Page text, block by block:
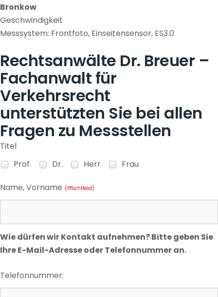
Bronkow
Geschwindigkeit
Messsystem: Frontfoto, Einseitensensor, ES3.0
Rechtsanwälte Dr. Breuer –
Fachanwalt für
Verkehrsrecht
unterstützten Sie bei allen
Fragen zu Messstellen
Titel
Prof.
Dr. Herr Frau
Name, Vorname (Pflichtfeld)
Wie dürfen wir Kontakt aufnehmen? Bitte geben Sie
Ihre E-Mail-Adresse oder Telefonnummer an.
Telefonnummer: